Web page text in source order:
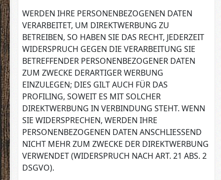
WERDEN IHRE PERSONENBEZOGENEN DATEN
VERARBEITET, UM DIREKTWERBUNG ZU
BETREIBEN, SO HABEN SIE DAS RECHT, JEDERZEIT
WIDERSPRUCH GEGEN DIE VERARBEITUNG SIE
BETREFFENDER PERSONENBEZOGENER DATEN
ZUM ZWECKE DERARTIGER WERBUNG
EINZULEGEN; DIES GILT AUCH FÜR DAS
PROFILING, SOWEIT ES MIT SOLCHER
DIREKTWERBUNG IN VERBINDUNG STEHT. WENN
SIE WIDERSPRECHEN, WERDEN IHRE
PERSONENBEZOGENEN DATEN ANSCHLIESSEND
NICHT MEHR ZUM ZWECKE DER DIREKTWERBUNG
VERWENDET (WIDERSPRUCH NACH ART. 21 ABS. 2
DSGVO).